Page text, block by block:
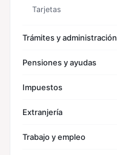
Tarjetas
Trámites y administración
Pensiones y ayudas
Impuestos
Extranjería
Trabajo y empleo